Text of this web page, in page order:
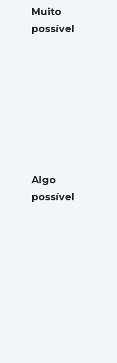
Muito
possível
Algo
possível